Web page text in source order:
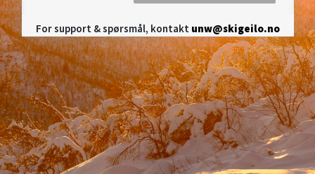
For support & spørsmål, kontakt unw@skigeilo.no